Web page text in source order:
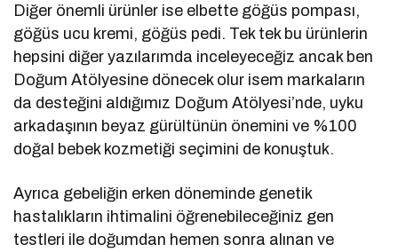
Diğer önemli ürünler ise elbette göğüs pompası,
göğüs ucu kremi, göğüs pedi. Tek tek bu ürünlerin
hepsini diğer yazılarımda inceleyeceğiz ancak ben
Doğum Atölyesine dönecek olur isem markaların
da desteğini aldığımız Doğum Atölyesi’nde, uyku
arkadaşının beyaz gürültünün önemini ve %100
doğal bebek kozmetiği seçimini de konuştuk.
Ayrıca gebeliğin erken döneminde genetik
hastalıkların ihtimalini öğrenebileceğiniz gen
testleri ile doğumdan hemen sonra alınan ve